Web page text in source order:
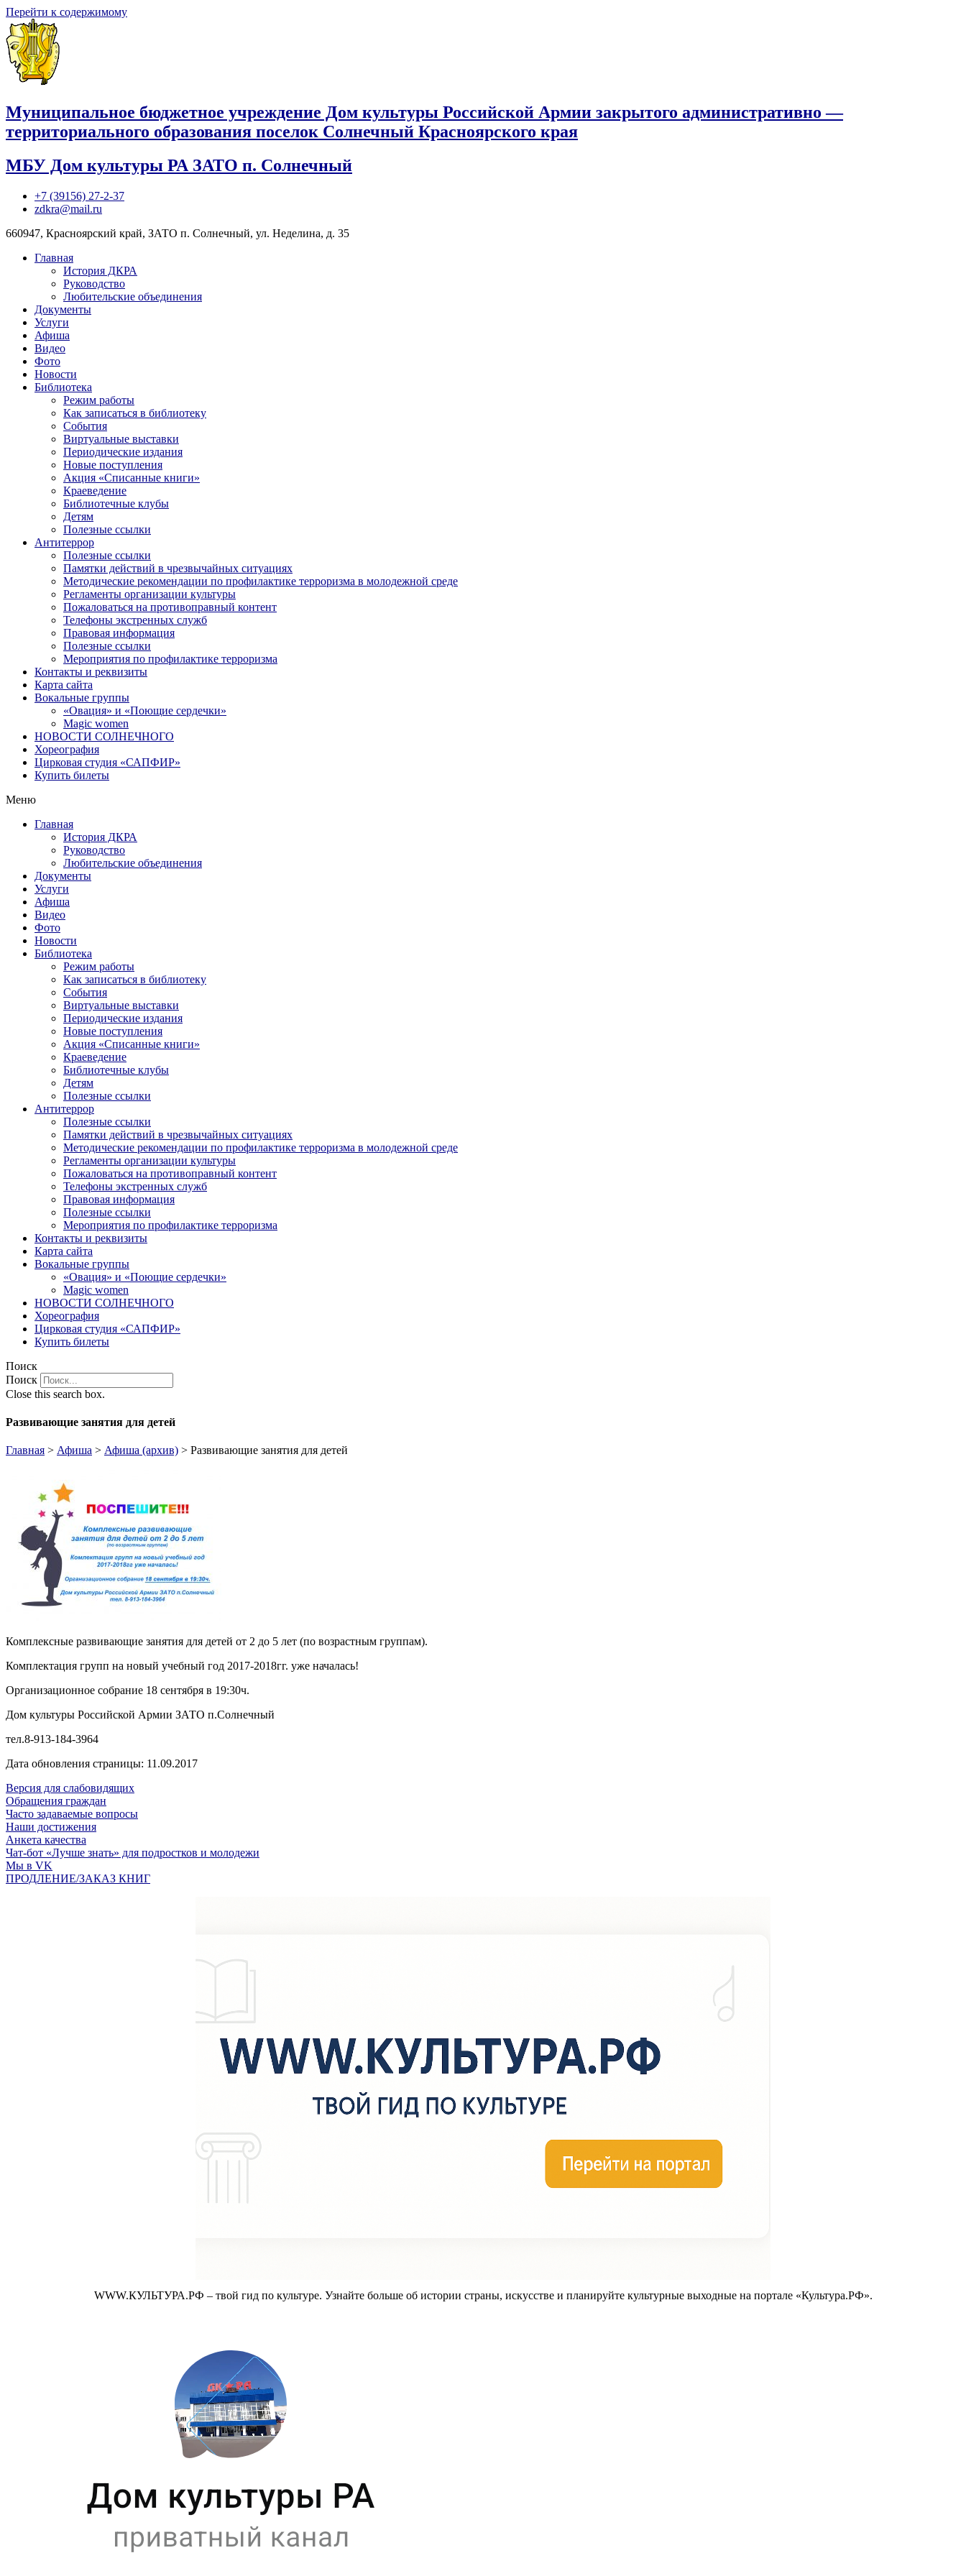
Перейти к содержимому
Муниципальное бюджетное учреждение Дом культуры Российской Армии закрытого административно —
территориального образования поселок Солнечный Красноярского края
МБУ Дом культуры РА ЗАТО п. Солнечный
+7 (39156) 27-2-37
zdkra@mail.ru
660947, Красноярский край, ЗАТО п. Солнечный, ул. Неделина, д. 35
Главная
История ДКРА
Руководство
Любительские объединения
Документы
Услуги
Афиша
Видео
Фото
Новости
Библиотека
Режим работы
Как записаться в библиотеку
События
Виртуальные выставки
Периодические издания
Новые поступления
Акция «Списанные книги»
Краеведение
Библиотечные клубы
Детям
Полезные ссылки
Антитеррор
Полезные ссылки
Памятки действий в чрезвычайных ситуациях
Методические рекомендации по профилактике терроризма в молодежной среде
Регламенты организации культуры
Пожаловаться на противоправный контент
Телефоны экстренных служб
Правовая информация
Полезные ссылки
Мероприятия по профилактике терроризма
Контакты и реквизиты
Карта сайта
Вокальные группы
«Овация» и «Поющие сердечки»
Magic women
НОВОСТИ СОЛНЕЧНОГО
Хореография
Цирковая студия «САПФИР»
Купить билеты
Меню
Главная
История ДКРА
Руководство
Любительские объединения
Документы
Услуги
Афиша
Видео
Фото
Новости
Библиотека
Режим работы
Как записаться в библиотеку
События
Виртуальные выставки
Периодические издания
Новые поступления
Акция «Списанные книги»
Краеведение
Библиотечные клубы
Детям
Полезные ссылки
Антитеррор
Полезные ссылки
Памятки действий в чрезвычайных ситуациях
Методические рекомендации по профилактике терроризма в молодежной среде
Регламенты организации культуры
Пожаловаться на противоправный контент
Телефоны экстренных служб
Правовая информация
Полезные ссылки
Мероприятия по профилактике терроризма
Контакты и реквизиты
Карта сайта
Вокальные группы
«Овация» и «Поющие сердечки»
Magic women
НОВОСТИ СОЛНЕЧНОГО
Хореография
Цирковая студия «САПФИР»
Купить билеты
Поиск
Поиск
Close this search box.
Развивающие занятия для детей
Главная > Афиша > Афиша (архив) > Развивающие занятия для детей
Комплексные развивающие занятия для детей от 2 до 5 лет (по возрастным группам).
Комплектация групп на новый учебный год 2017-2018гг. уже началась!
Организационное собрание 18 сентября в 19:30ч.
Дом культуры Российской Армии ЗАТО п.Солнечный
тел.8-913-184-3964
Дата обновления страницы: 11.09.2017
Версия для слабовидящих
Обращения граждан
Часто задаваемые вопросы
Наши достижения
Анкета качества
Чат-бот «Лучше знать» для подростков и молодежи
Мы в VK
ПРОДЛЕНИЕ/ЗАКАЗ КНИГ
WWW.КУЛЬТУРА.РФ – твой гид по культуре. Узнайте больше об истории страны, искусстве и планируйте культурные выходные на портале «Культура.РФ».